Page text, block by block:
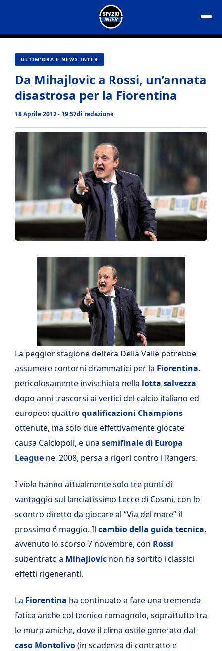
contenuto
ULTIM'ORA E NEWS INTER
Da Mihajlovic a Rossi, un’annata
disastrosa per la Fiorentina
18 Aprile 2012 - 19:57di redazione
La peggior stagione dell’era Della Valle potrebbe
assumere contorni drammatici per la Fiorentina,
pericolosamente invischiata nella lotta salvezza
dopo anni trascorsi ai vertici del calcio italiano ed
europeo: quattro qualificazioni Champions
ottenute, ma solo due effettivamente giocate
causa Calciopoli, e una semifinale di Europa
League nel 2008, persa a rigori contro i Rangers.
I viola hanno attualmente solo tre punti di
vantaggio sul lanciatissimo Lecce di Cosmi, con lo
scontro diretto da giocare al “Via del mare” il
prossimo 6 maggio. Il cambio della guida tecnica,
avvenuto lo scorso 7 novembre, con Rossi
subentrato a Mihajlovic non ha sortito i classici
effetti rigeneranti.
La Fiorentina ha continuato a fare una tremenda
fatica anche col tecnico romagnolo, soprattutto tra
le mura amiche, dove il clima ostile generato dal
caso Montolivo(in scadenza di contratto e